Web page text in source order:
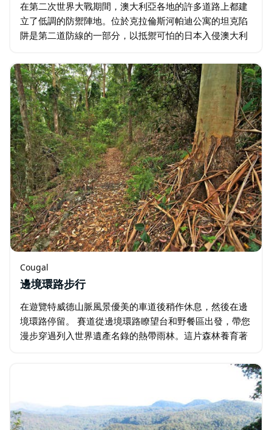
在第二次世界大戰期間，澳大利亞各地的許多道路上都建
立了低調的防禦陣地。位於克拉倫斯河帕迪公寓的坦克陷
阱是第二道防線的一部分，以抵禦可怕的日本入侵澳大利
海軍而受挫。 當時多達 10,000…
Cougal
邊境環路步行
在遊覽特威德山脈風景優美的車道後稍作休息，然後在邊
境環路停留。 賽道從邊境環路瞭望台和野餐區出發，帶您
漫步穿過列入世界遺產名錄的熱帶雨林。這片森林養育著